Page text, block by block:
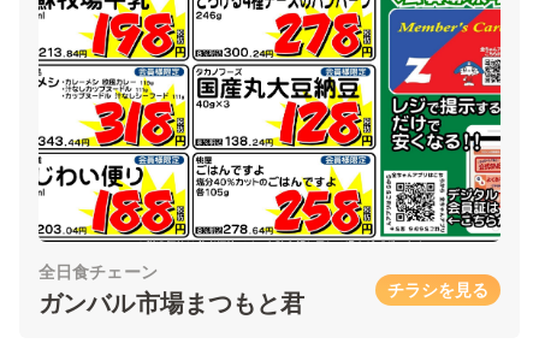
全日食チェーン
ガンバル市場まつもと君 チラシを見る